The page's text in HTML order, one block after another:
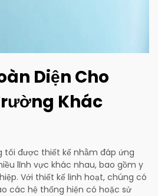
Diện Cho
Khác
được thiết kế nhằm đáp ứng
lĩnh vực khác nhau, bao gồm y
Với thiết kế linh hoạt, chúng có
các hệ thống hiện có hoặc sử